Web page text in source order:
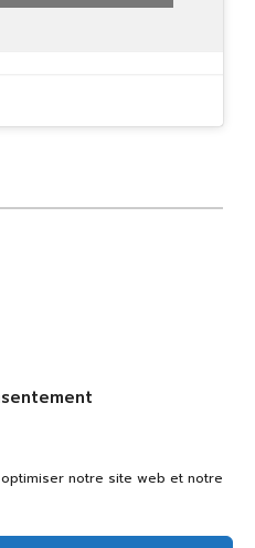
notre site web et notre